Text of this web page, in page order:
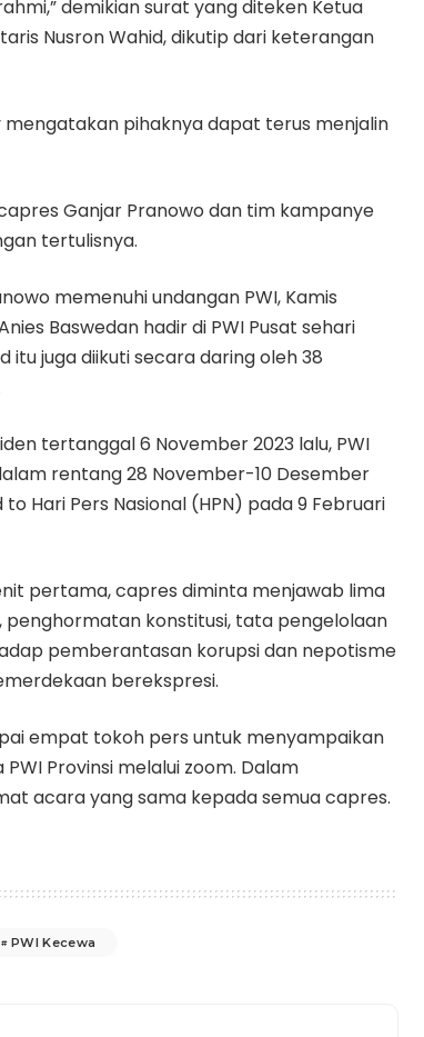
demikian surat yang diteken Ketua
Nusron Wahid, dikutip dari keterangan
pihaknya dapat terus menjalin
Ganjar Pranowo dan tim kampanye
tertulisnya.
memenuhi undangan PWI, Kamis
Baswedan hadir di PWI Pusat sehari
itu juga diikuti secara daring oleh 38
tertanggal 6 November 2023 lalu, PWI
rentang 28 November-10 Desember
Hari Pers Nasional (HPN) pada 9 Februari
pertama, capres diminta menjawab lima
konstitusi, tata pengelolaan
pemberantasan korupsi dan nepotisme
berekspresi.
empat tokoh pers untuk menyampaikan
Provinsi melalui zoom. Dalam
acara yang sama kepada semua capres.
PWI Kecewa